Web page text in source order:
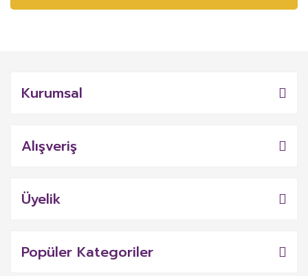
Kurumsal
Alışveriş
Üyelik
Popüler Kategoriler